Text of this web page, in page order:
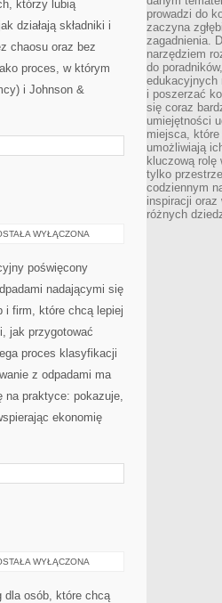
którzy lubią
działają składniki i
chaosu oraz bez
proces, w którym
i Johnson &
WYŁĄCZONA
poświęcony
nadającymi się
i firm, które chcą lepiej
jak przygotować
proces klasyfikacji
z odpadami ma
na praktyce: pokazuje,
ekonomię
WYŁĄCZONA
dla osób, które chcą
prowadzi do
zaczyna
zagadnienia.
narzędziem
do
edukacyjnych
i poszerzać
się coraz
umiejętności
miejsca,
umożliwiają
kluczową rolę
tylko
codziennym
inspiracji oraz
różnych